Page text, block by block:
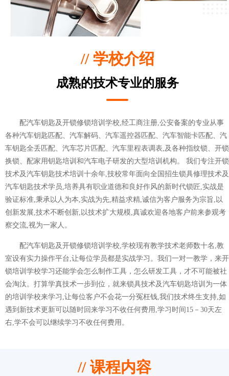
// 学校介绍
成熟的技术专业的服务
配汽车钥匙及开锁修锁培训学校,经工商注册,公安备案的专业从事
各种汽车钥匙匹配、汽车解码、汽车遥控器匹配、汽车智能卡匹配、汽
车钥匙全丢匹配、汽车芯片匹配、汽车里程表调表,及各种指纹锁、开锁
换锁、配家用钥匙培训和汽车电子研发的大型培训机构。 我们专注开锁
技术及汽车钥匙技术培训十余年,技校常年面向全国招生锁具修理技术及
汽车钥匙技术学员,培养具有职业道德和良好作风的新时代锁匠,实战是
验证标准,秉承以人为本,实战为先,精益求精,诚信为客户服务为宗旨,以
创新发展,技术不断创新,以技术扩大规模,真诚欢迎各地客户前来参观考
察交流,视为一家人。
配汽车钥匙及开锁修锁培训学校,学校现有教学技术老师数十名,教
室设有实力操作平台,让每位学员都是实战学习。我们一对一教学，来开
锁培训学校学习还能学会怎么制作工具，怎么研发工具，才不可能被社
会淘汰。打算学真技术一步到位，就来锁具技术及汽车钥匙培训为一体
的培训学校来学习,让每位客户不会花一分冤枉钱,我们技术终生支持,如
遇到新技术更新可以随时回来学习不收任何费用,学习时间15－30天左
右,学不会可以继续学习不收任何费用。
// 课程内容